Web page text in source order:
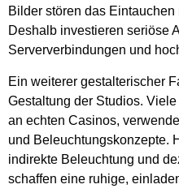
Bilder stören das
Deshalb investieren seriöse
Serververbindungen und
Ein weiterer gestalterischer
Gestaltung der Studios.
an echten Casinos,
und Beleuchtungskonzepte.
indirekte Beleuchtung und
schaffen eine ruhige,